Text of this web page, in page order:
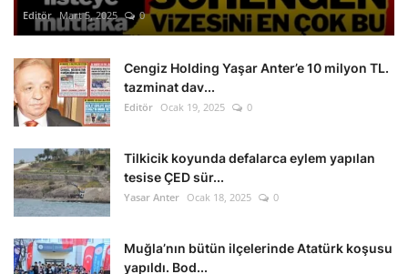
Editör Mart 5, 2025 0
Cengiz Holding Yaşar Anter’e 10 milyon TL.
tazminat dav...
Editör Ocak 19, 2025 0
Tilkicik koyunda defalarca eylem yapılan
tesise ÇED sür...
Yasar Anter Ocak 18, 2025 0
Muğla’nın bütün ilçelerinde Atatürk koşusu
yapıldı. Bod...